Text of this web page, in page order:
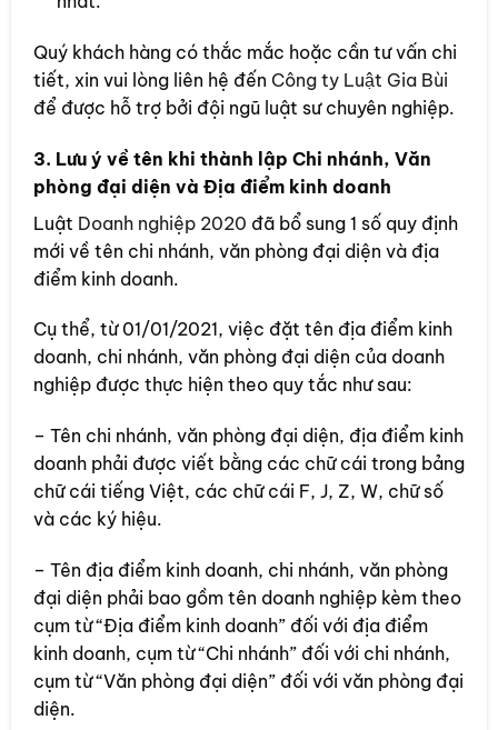
Quý khách hàng có thắc mắc hoặc cần tư vấn chi
tiết, xin vui lòng liên hệ đến Công ty Luật Gia Bùi
để được hỗ trợ bởi đội ngũ luật sư chuyên nghiệp.
3. Lưu ý về tên khi thành lập Chi nhánh, Văn
phòng đại diện và Địa điểm kinh doanh
Luật Doanh nghiệp 2020 đã bổ sung 1 số quy định
mới về tên chi nhánh, văn phòng đại diện và địa
điểm kinh doanh.
Cụ thể, từ 01/01/2021, việc đặt tên địa điểm kinh
doanh, chi nhánh, văn phòng đại diện của doanh
nghiệp được thực hiện theo quy tắc như sau:
– Tên chi nhánh, văn phòng đại diện, địa điểm kinh
doanh phải được viết bằng các chữ cái trong bảng
chữ cái tiếng Việt, các chữ cái F, J, Z, W, chữ số
và các ký hiệu.
– Tên địa điểm kinh doanh, chi nhánh, văn phòng
đại diện phải bao gồm tên doanh nghiệp kèm theo
cụm từ “Địa điểm kinh doanh” đối với địa điểm
kinh doanh, cụm từ “Chi nhánh” đối với chi nhánh,
cụm từ “Văn phòng đại diện” đối với văn phòng đại
diện.